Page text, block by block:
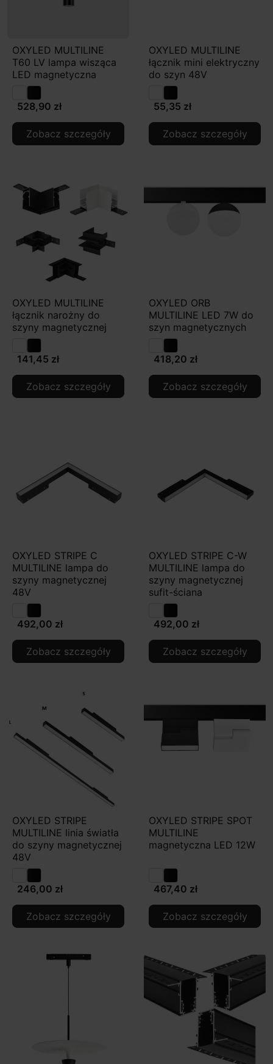
OXYLED MULTILINE
T60 LV lampa wisząca
LED magnetyczna
528,90 zł
Zobacz szczegóły
OXYLED MULTILINE
łącznik mini elektryczny
do szyn 48V
55,35 zł
Zobacz szczegóły
OXYLED MULTILINE
łącznik narożny do
szyny magnetycznej
141,45 zł
Zobacz szczegóły
OXYLED ORB
MULTILINE LED 7W do
szyn magnetycznych
418,20 zł
Zobacz szczegóły
OXYLED STRIPE C
MULTILINE lampa do
szyny magnetycznej
48V
492,00 zł
Zobacz szczegóły
OXYLED STRIPE C-W
MULTILINE lampa do
szyny magnetycznej
sufit-ściana
492,00 zł
Zobacz szczegóły
OXYLED STRIPE
MULTILINE linia światła
do szyny magnetycznej
48V
246,00 zł
Zobacz szczegóły
OXYLED STRIPE SPOT
MULTILINE
magnetyczna LED 12W
467,40 zł
Zobacz szczegóły